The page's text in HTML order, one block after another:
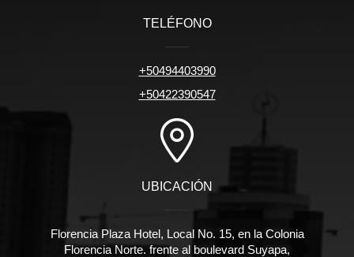
TELÉFONO
+50494403990
+50422390547
UBICACIÓN
Florencia Plaza Hotel, Local No. 15, en la Colonia
Florencia Norte. frente al boulevard Suyapa,